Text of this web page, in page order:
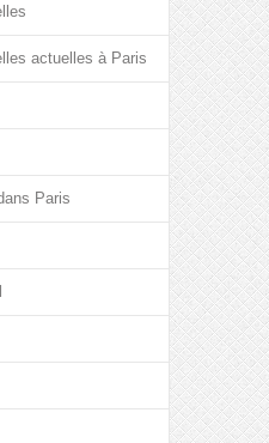
actuelles à Paris
Paris